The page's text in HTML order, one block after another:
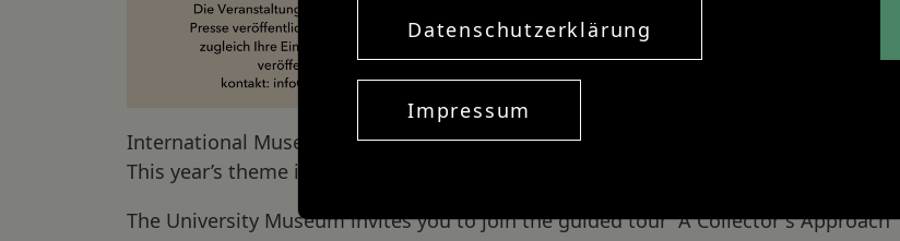
International Museum Day will be celebrated in Germany on May 17, 2026.
This year’s theme is “Museums uniting a divided world.”
The University Museum invites you to join the guided tour “A Collector´s Approach
Datenschutzerklärung
Impressum